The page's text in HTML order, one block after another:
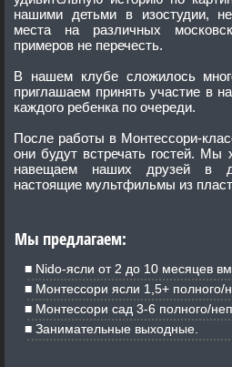
нашими детьми в изостудии,
места на различных
примеров не перечесть.
В нашем клубе сложилось
приглашаем принять участие в наших ярких буднях семью
каждого ребенка по очереди.
После работы в Монтессори-классе дети сами решают, как
они будут встречать гостей. Мы ходим в театры и музеи,
навещаем наших друзей в детских
настоящие мультфильмы из
Мы предлагаем:
Nido-ясли от 2 до 10 месяцев
Монтессори ясли 1,5+ полного/
Монтессори сад 3-6 полного/
Занимательные выходные.